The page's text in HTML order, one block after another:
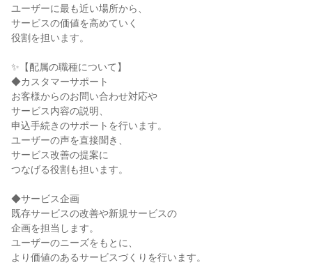
ユーザーに最も近い場所から、
サービスの価値を高めていく
役割を担います。
✨【配属の職種について】
◆カスタマーサポート
お客様からのお問い合わせ対応や
サービス内容の説明、
申込手続きのサポートを行います。
ユーザーの声を直接聞き、
サービス改善の提案に
つなげる役割も担います。
◆サービス企画
既存サービスの改善や新規サービスの
企画を担当します。
ユーザーのニーズをもとに、
より価値のあるサービスづくりを行います。